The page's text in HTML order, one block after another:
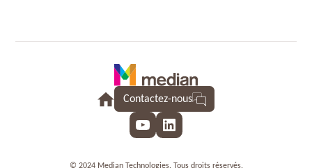
Contactez-nous
YouTubeLinkedIn
© 2024 Median Technologies. Tous droits réservés.